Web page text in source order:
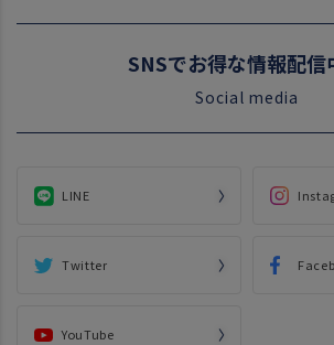
SNSでお得な情報配信
Social media
LINE
Twitter
YouTube